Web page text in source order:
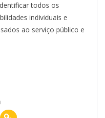
todos os
individuais e
ao serviço público e